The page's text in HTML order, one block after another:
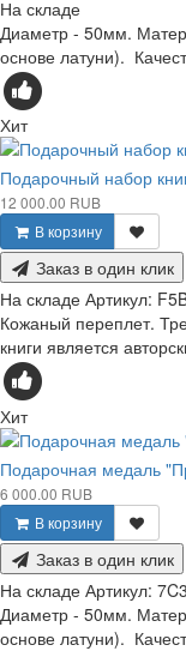
На складе
Диаметр - 50мм.
основе латуни).
Хит
Подарочный набор
12 000.00 RUB
В корзину
Заказ в один клик
На складе Артикул:
Кожаный переплет.
книги является
Хит
Подарочная медаль
6 000.00 RUB
В корзину
Заказ в один клик
На складе Артикул:
Диаметр - 50мм.
основе латуни).